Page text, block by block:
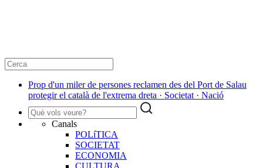
Prop d'un miler de persones reclamen des del Port de Salau
protegir el català de l'extrema dreta · Societat · Nació
Canals
POLíTICA
SOCIETAT
ECONOMIA
CULTURA